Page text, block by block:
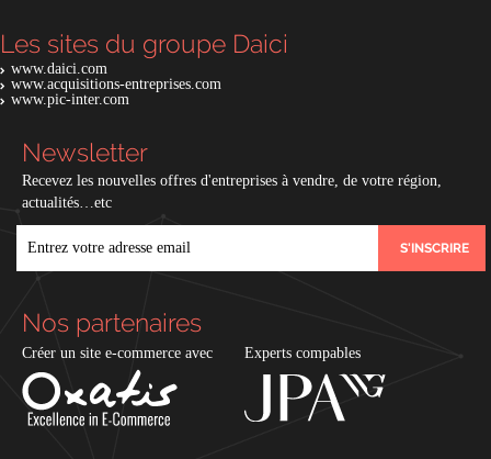
Les sites du groupe Daici
www.daici.com
www.acquisitions-entreprises.com
www.pic-inter.com
Newsletter
Recevez les nouvelles offres d'entreprises à vendre, de votre région,
actualités…etc
Nos partenaires
Créer un site e-commerce avec Experts compables